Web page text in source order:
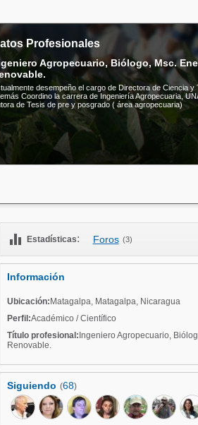
Profesionales
Agropecuario, Biólogo, Msc.
desempeño el cargo de Directora de Ciencia y
Coordino la carrera de Ingeniería Agropecuaria,
de Tesis de pre y posgrado ( área agropecuaria)
equalizer Estadísticas: Foros (3)
Información
Ubicación: Matagalpa, Matagalpa, Nicaragua
Perfil:Académico / Científico
Título profesional: Ingeniero Agropecuario,
Renovable.
Siguiendo (68)